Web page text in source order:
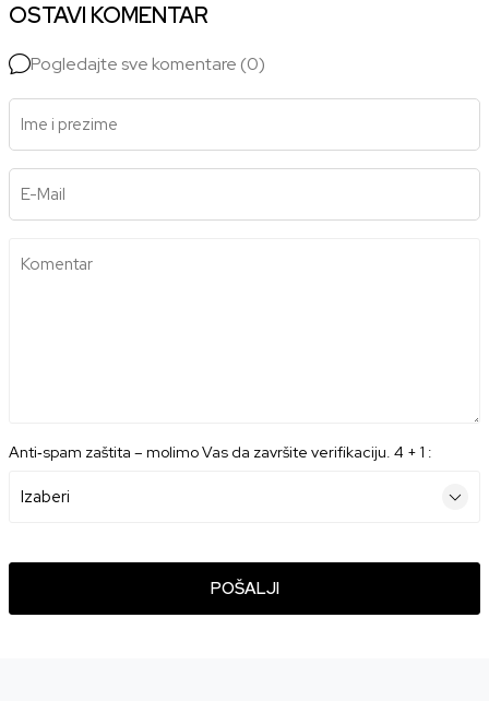
OSTAVI KOMENTAR
Pogledajte sve komentare (0)
Ime i prezime
E-Mail
Komentar
Anti‑spam zaštita – molimo Vas da završite verifikaciju. 4 + 1 :
POŠALJI